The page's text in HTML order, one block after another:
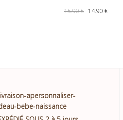
: 15.90 €.
est : 14.90 €.
15.90€ Le prix initial
14.90 €Le